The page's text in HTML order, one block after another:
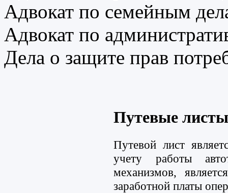
Адвокат по семейным
Адвокат по
Дела о защите прав
Путевые листы
Путевой лист
учету работы
механизмов,
заработной платы